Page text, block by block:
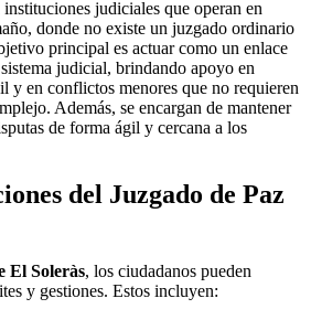
judiciales que operan en
donde no existe un juzgado ordinario
principal es actuar como un enlace
judicial, brindando apoyo en
y en conflictos menores que no requieren
Además, se encargan de mantener
de forma ágil y cercana a los
del Juzgado de Paz
El Soleràs, los ciudadanos pueden
y gestiones. Estos incluyen: